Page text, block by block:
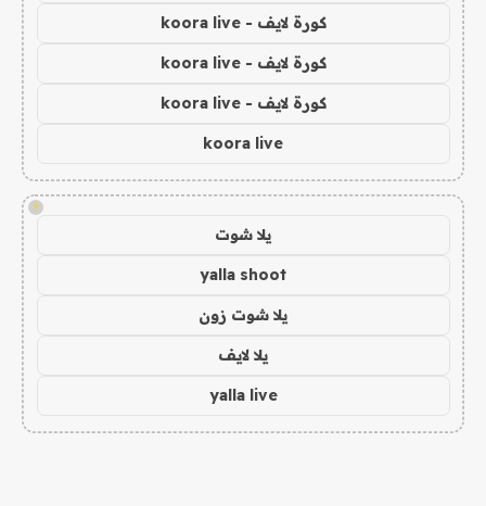
كورة لايف - koora live
كورة لايف - koora live
كورة لايف - koora live
koora live
!
يلا شوت
yalla shoot
يلا شوت زون
يلا لايف
yalla live